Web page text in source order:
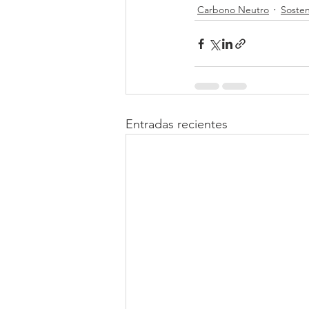
Carbono Neutro
Entradas recientes